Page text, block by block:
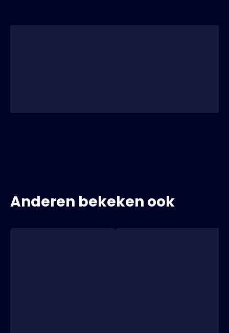
Anderen bekeken ook